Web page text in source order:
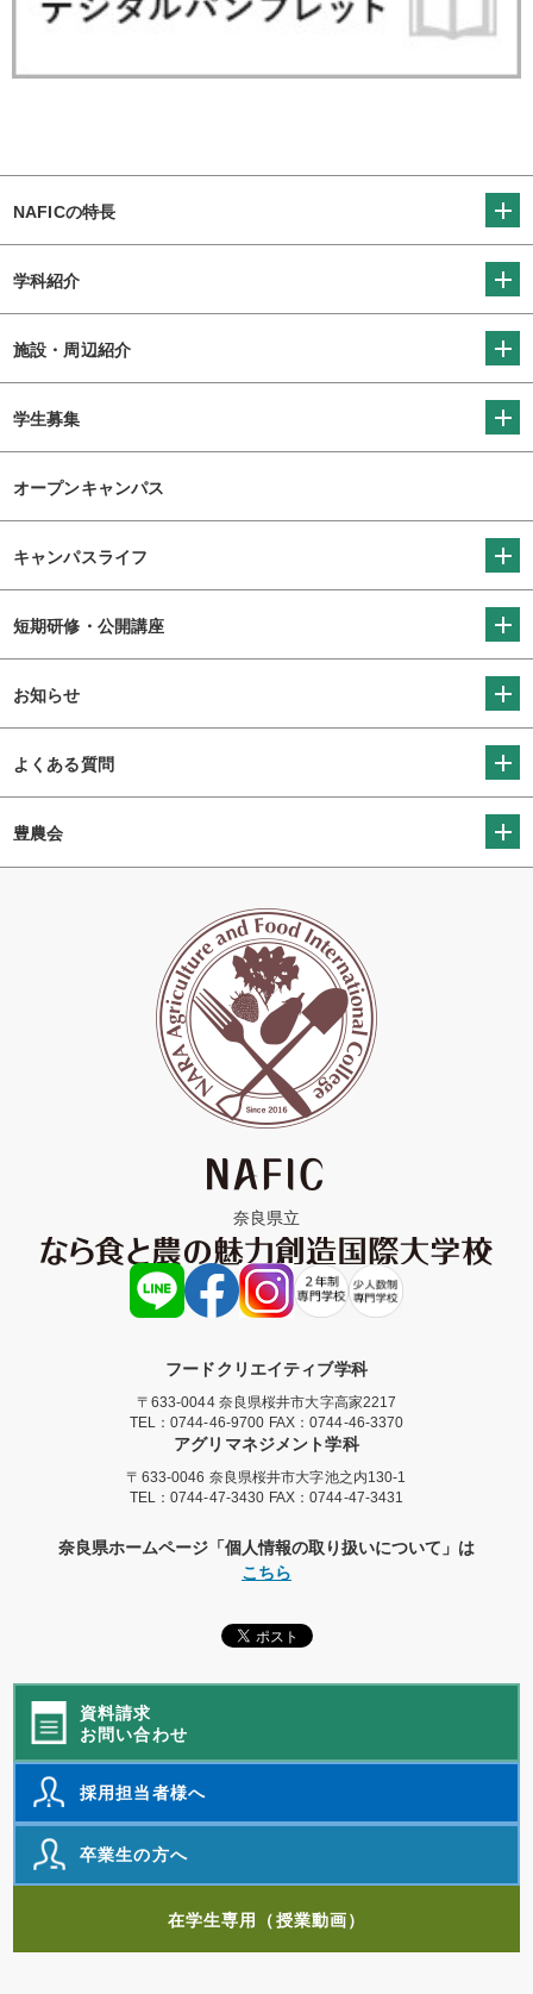
NAFICの特長
学科紹介
施設・周辺紹介
学生募集
オープンキャンパス
キャンパスライフ
短期研修・公開講座
お知らせ
よくある質問
豊農会
奈良県立
フードクリエイティブ学科
〒633-0044 奈良県桜井市大字高家2217
TEL：0744-46-9700 FAX：0744-46-3370
アグリマネジメント学科
〒633-0046 奈良県桜井市大字池之内130-1
TEL：0744-47-3430 FAX：0744-47-3431
奈良県ホームページ「個人情報の取り扱いについて」は
こちら
資料請求
お問い合わせ
採用担当者様へ
卒業生の方へ
在学生専用（授業動画）